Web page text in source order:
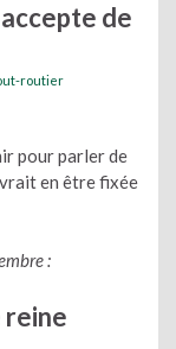
de
routier
pour parler de
en être fixée
:
reine